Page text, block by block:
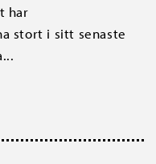
har
stort i sitt senaste